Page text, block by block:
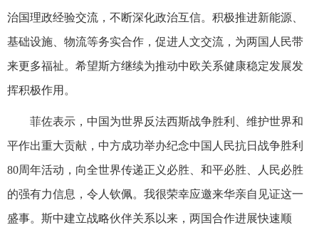
治国理政经验交流，不断深化政治互信。积极推进新能源、
基础设施、物流等务实合作，促进人文交流，为两国人民带
来更多福祉。希望斯方继续为推动中欧关系健康稳定发展发
挥积极作用。
菲佐表示，中国为世界反法西斯战争胜利、维护世界和
平作出重大贡献，中方成功举办纪念中国人民抗日战争胜利
80周年活动，向全世界传递正义必胜、和平必胜、人民必胜
的强有力信息，令人钦佩。我很荣幸应邀来华亲自见证这一
盛事。斯中建立战略伙伴关系以来，两国合作进展快速顺